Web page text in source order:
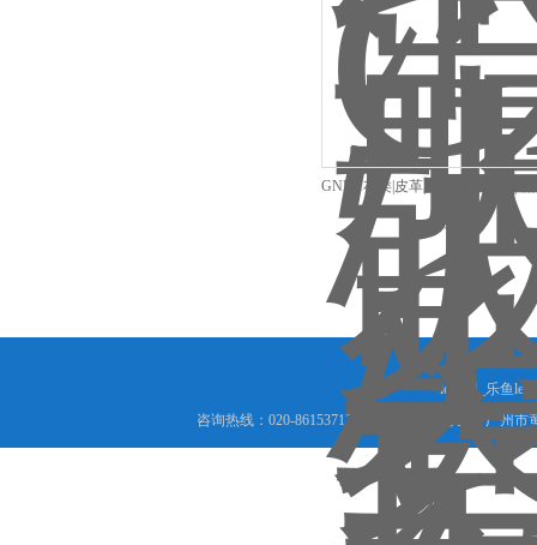
GNP-1布类|皮革|纸板|薄金属片|铝
度仪
leyu网_乐鱼
咨询热线：020-86153717 18825066456 地址： 广州